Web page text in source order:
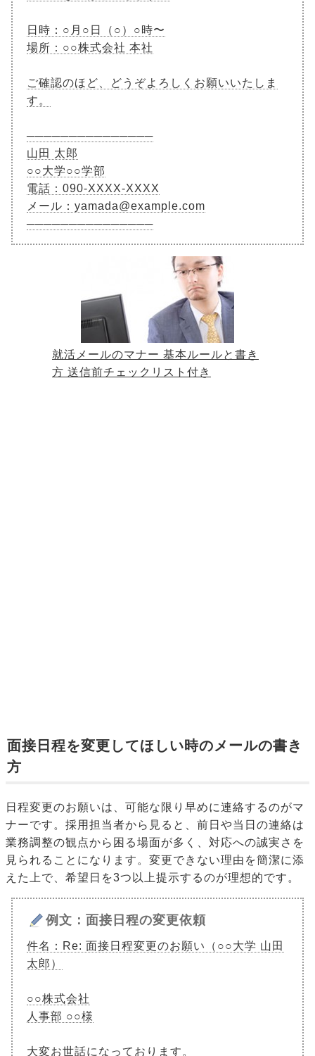
日時：○月○日（○）○時〜
場所：○○株式会社 本社
ご確認のほど、どうぞよろしくお願いいたしま
す。
───────────────
山田 太郎
○○大学○○学部
電話：090-XXXX-XXXX
メール：yamada@example.com
───────────────
就活メールのマナー 基本ルールと書き
方 送信前チェックリスト付き
面接日程を変更してほしい時のメールの書き
方
日程変更のお願いは、可能な限り早めに連絡するのがマ
ナーです。採用担当者から見ると、前日や当日の連絡は
業務調整の観点から困る場面が多く、対応への誠実さを
見られることになります。変更できない理由を簡潔に添
えた上で、希望日を3つ以上提示するのが理想的です。
例文：面接日程の変更依頼
件名：Re: 面接日程変更のお願い（○○大学 山田
太郎）
○○株式会社
人事部 ○○様
大変お世話になっております。